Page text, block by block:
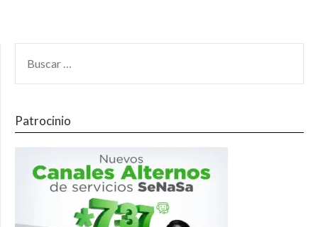
Patrocinio